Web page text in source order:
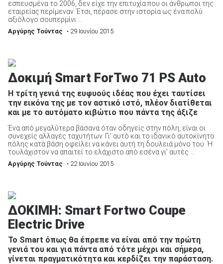
εσπευσμένα το 2006, δεν είχε την επιτυχία που οι άνθρωποι της
εταιρείας περίμεναν. Έτσι, πέρασε στην ιστορία ως ένα πολύ
αξιόλογο σουπερμίνι ...
Αργύρης Τούντας • 29 Ιουνίου 2015
Δοκιμή Smart ForTwo 71 PS Auto
Η τρίτη γενιά της ευφυούς ιδέας που έχει ταυτίσει
την εικόνα της με τον αστικό ιστό, πλέον διατίθεται
και με το αυτόματο κιβώτιο που πάντα της άξιζε
Ένα από μεγαλύτερα βάσανα όταν οδηγείς στην πόλη, είναι οι
συνεχείς αλλαγές ταχυτήτων. Γι’ αυτό και το ιδανικό αυτοκίνητο
πόλης κατά βάση οφείλει να κάνει αυτή τη δουλειά μόνο του. Ή
τουλάχιστον να απαιτεί το ελάχιστο από εσένα γι’ αυτές ...
Αργύρης Τούντας • 22 Ιουνίου 2015
ΔΟΚΙΜΗ: Smart Fortwo Coupe
Electric Drive
Το Smart όπως θα έπρεπε να είναι από την πρώτη
γενιά του και για πάντα από τότε μέχρι και σήμερα,
γίνεται πραγματικότητα και κερδίζει την παράσταση.